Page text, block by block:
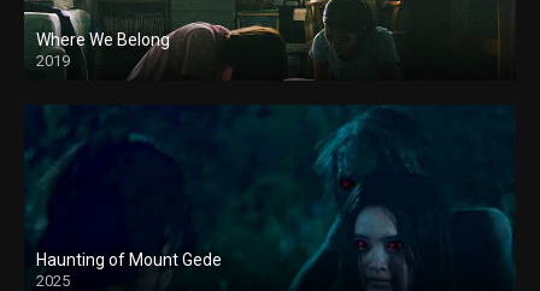
Where We Belong
2019
Haunting of Mount Gede
2025